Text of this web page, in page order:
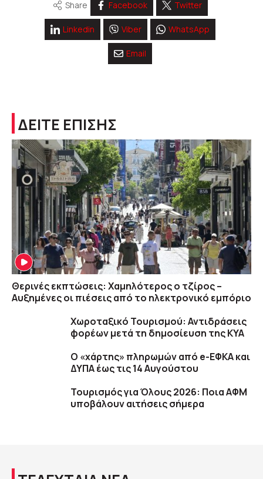
Share Facebook Twitter
Linkedin Viber WhatsApp
Email
ΔΕΙΤΕ ΕΠΙΣΗΣ
Θερινές εκπτώσεις: Χαμηλότερος ο τζίρος –
Αυξημένες οι πιέσεις από το ηλεκτρονικό εμπόριο
Χωροταξικό Τουρισμού: Αντιδράσεις
φορέων μετά τη δημοσίευση της ΚΥΑ
Ο «χάρτης» πληρωμών από e-ΕΦΚΑ και
ΔΥΠΑ έως τις 14 Αυγούστου
Τουρισμός για Όλους 2026: Ποια ΑΦΜ
υποβάλουν αιτήσεις σήμερα